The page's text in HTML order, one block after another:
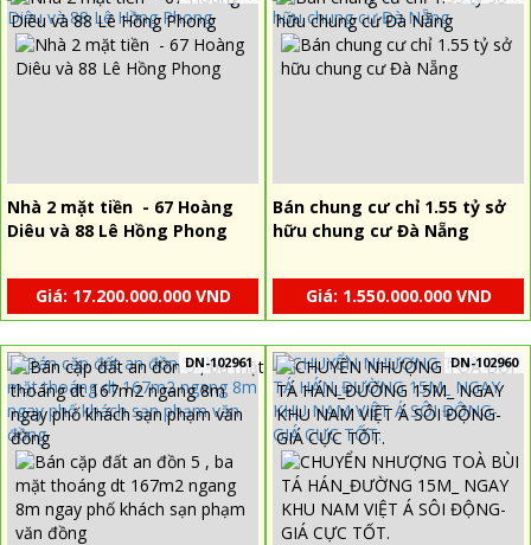
Nhà 2 mặt tiền - 67 Hoàng
Diêu và 88 Lê Hồng Phong
Giá: 17.200.000.000 VND
Bán chung cư chỉ 1.55 tỷ sở
hữu chung cư Đà Nẵng
Giá: 1.550.000.000 VND
DN-102961 DN-102960